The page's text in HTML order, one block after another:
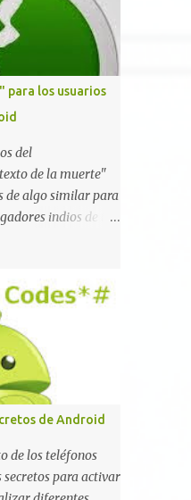
para los usuarios
del
de la muerte"
de algo similar para
indios de tan
por completo al
de 2000
sólo 2 KB de
ha sido probada
en la mayoría de
y de WhatsApp
Sin embargo
en iOS y Windows
Esto podría
como una pesada
WhatsApp a
de Android
de los teléfonos
para activar